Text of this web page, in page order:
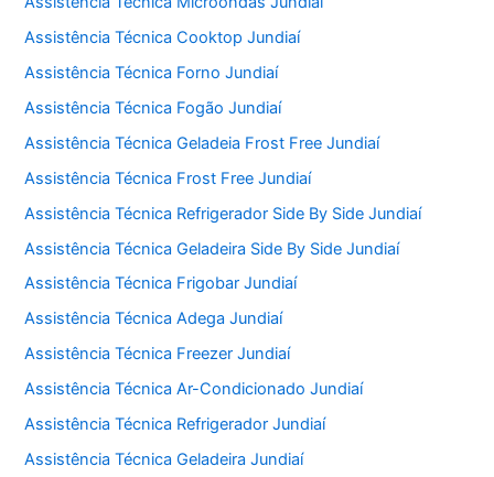
Assistência Técnica Cooktop Jundiaí
Assistência Técnica Forno Jundiaí
Assistência Técnica Fogão Jundiaí
Assistência Técnica Geladeia Frost Free Jundiaí
Assistência Técnica Frost Free Jundiaí
Assistência Técnica Refrigerador Side By Side Jundiaí
Assistência Técnica Geladeira Side By Side Jundiaí
Assistência Técnica Frigobar Jundiaí
Assistência Técnica Adega Jundiaí
Assistência Técnica Freezer Jundiaí
Assistência Técnica Ar-Condicionado Jundiaí
Assistência Técnica Refrigerador Jundiaí
Assistência Técnica Geladeira Jundiaí